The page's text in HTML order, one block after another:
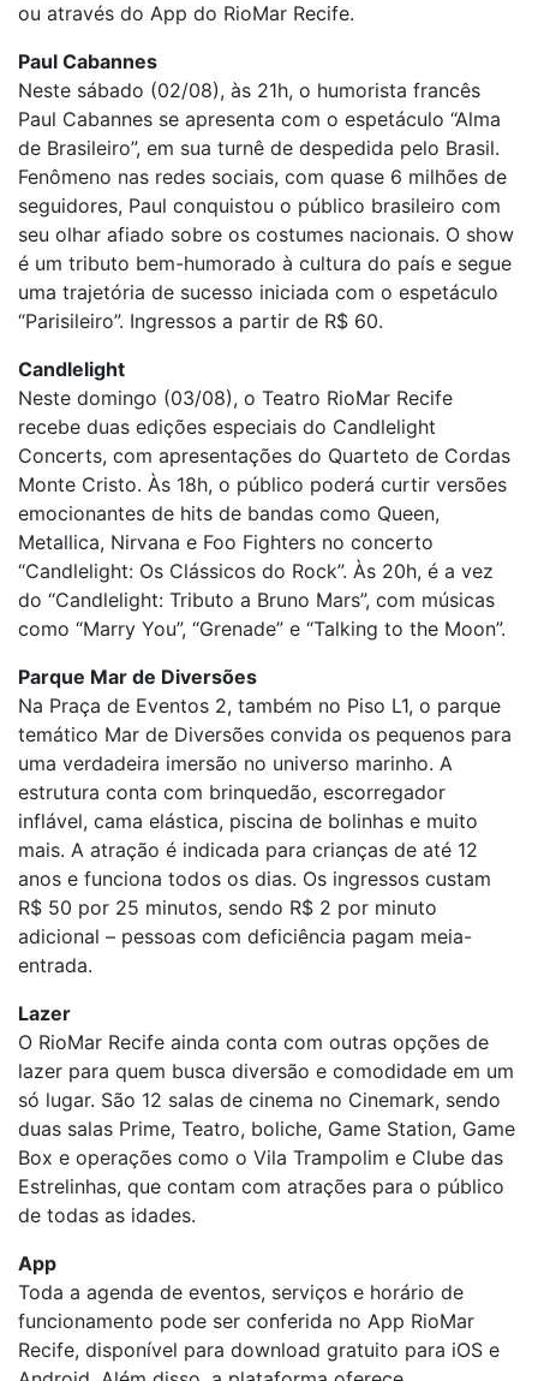
ou através do App do RioMar Recife.
Paul Cabannes
Neste sábado (02/08), às 21h, o humorista francês
Paul Cabannes se apresenta com o espetáculo “Alma
de Brasileiro”, em sua turnê de despedida pelo Brasil.
Fenômeno nas redes sociais, com quase 6 milhões de
seguidores, Paul conquistou o público brasileiro com
seu olhar afiado sobre os costumes nacionais. O show
é um tributo bem-humorado à cultura do país e segue
uma trajetória de sucesso iniciada com o espetáculo
“Parisileiro”. Ingressos a partir de R$ 60.
Candlelight
Neste domingo (03/08), o Teatro RioMar Recife
recebe duas edições especiais do Candlelight
Concerts, com apresentações do Quarteto de Cordas
Monte Cristo. Às 18h, o público poderá curtir versões
emocionantes de hits de bandas como Queen,
Metallica, Nirvana e Foo Fighters no concerto
“Candlelight: Os Clássicos do Rock”. Às 20h, é a vez
do “Candlelight: Tributo a Bruno Mars”, com músicas
como “Marry You”, “Grenade” e “Talking to the Moon”.
Parque Mar de Diversões
Na Praça de Eventos 2, também no Piso L1, o parque
temático Mar de Diversões convida os pequenos para
uma verdadeira imersão no universo marinho. A
estrutura conta com brinquedão, escorregador
inflável, cama elástica, piscina de bolinhas e muito
mais. A atração é indicada para crianças de até 12
anos e funciona todos os dias. Os ingressos custam
R$ 50 por 25 minutos, sendo R$ 2 por minuto
adicional – pessoas com deficiência pagam meia-
entrada.
Lazer
O RioMar Recife ainda conta com outras opções de
lazer para quem busca diversão e comodidade em um
só lugar. São 12 salas de cinema no Cinemark, sendo
duas salas Prime, Teatro, boliche, Game Station, Game
Box e operações como o Vila Trampolim e Clube das
Estrelinhas, que contam com atrações para o público
de todas as idades.
App
Toda a agenda de eventos, serviços e horário de
funcionamento pode ser conferida no App RioMar
Recife, disponível para download gratuito para iOS e